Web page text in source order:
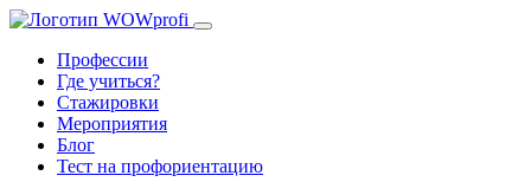
Профессии
Где учиться?
Стажировки
Мероприятия
Блог
Тест на профориентацию